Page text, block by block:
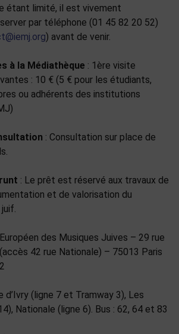
étant limité, il est vivement
par téléphone (01 45 82 20 52)
) avant de venir.
à la Médiathèque : 1ère visite
: 10 € (5 € pour les étudiants,
ou adhérents des institutions
: Consultation sur place de
: Le prêt est réservé aux travaux de
et de valorisation du
des Musiques Juives – 29 rue
42 rue Nationale) – 75013 Paris
d’Ivry (ligne 7 et Tramway 3), Les
Nationale (ligne 6). Bus : 62, 64 et 83